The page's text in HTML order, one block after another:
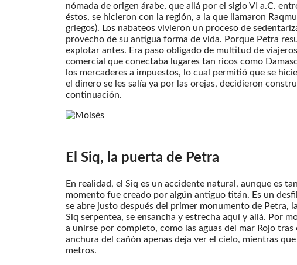
nómada de origen árabe, que allá por el siglo VI a.C.
éstos, se hicieron con la región, a la que llamaron
griegos). Los nabateos vivieron un proceso de
provecho de su antigua forma de vida. Porque Petra
explotar antes. Era paso obligado de multitud de
comercial que conectaba lugares tan ricos como
los mercaderes a impuestos, lo cual permitió que se
el dinero se les salía ya por las orejas, decidieron
continuación.
El Siq, la puerta de Petra
En realidad, el Siq es un accidente natural, aunque es
momento fue creado por algún antiguo titán. Es un
se abre justo después del primer monumento de Petra,
Siq serpentea, se ensancha y estrecha aquí y allá. Por
a unirse por completo, como las aguas del mar Rojo
anchura del cañón apenas deja ver el cielo, mientras
metros.